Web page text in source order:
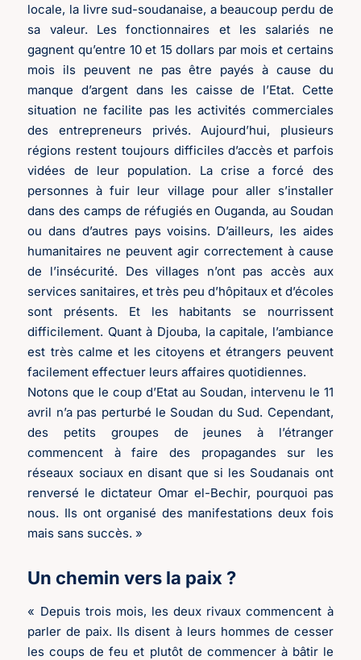
locale, la livre sud-soudanaise, a beaucoup perdu de
sa valeur. Les fonctionnaires et les salariés ne
gagnent qu’entre 10 et 15 dollars par mois et certains
mois ils peuvent ne pas être payés à cause du
manque d’argent dans les caisse de l’Etat. Cette
situation ne facilite pas les activités commerciales
des entrepreneurs privés. Aujourd’hui, plusieurs
régions restent toujours difficiles d’accès et parfois
vidées de leur population. La crise a forcé des
personnes à fuir leur village pour aller s’installer
dans des camps de réfugiés en Ouganda, au Soudan
ou dans d’autres pays voisins. D’ailleurs, les aides
humanitaires ne peuvent agir correctement à cause
de l’insécurité. Des villages n’ont pas accès aux
services sanitaires, et très peu d’hôpitaux et d’écoles
sont présents. Et les habitants se nourrissent
difficilement. Quant à Djouba, la capitale, l’ambiance
est très calme et les citoyens et étrangers peuvent
facilement effectuer leurs affaires quotidiennes.
Notons que le coup d’Etat au Soudan, intervenu le 11
avril n’a pas perturbé le Soudan du Sud. Cependant,
des petits groupes de jeunes à l’étranger
commencent à faire des propagandes sur les
réseaux sociaux en disant que si les Soudanais ont
renversé le dictateur Omar el-Bechir, pourquoi pas
nous. Ils ont organisé des manifestations deux fois
mais sans succès. »
Un chemin vers la paix ?
« Depuis trois mois, les deux rivaux commencent à
parler de paix. Ils disent à leurs hommes de cesser
les coups de feu et plutôt de commencer à bâtir le